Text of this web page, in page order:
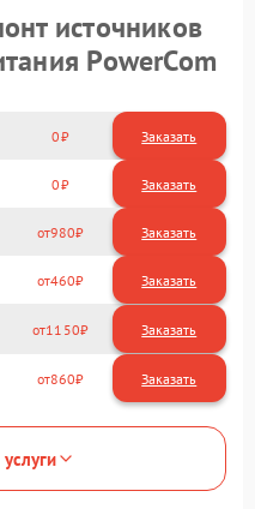
источников
PowerCom
0 Заказать
0 Заказать
980
460
1150
860